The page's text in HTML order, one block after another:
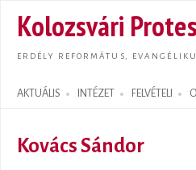
Kolozsvári
ERDÉLY REFORMÁTUS,
AKTUÁLIS INTÉZET FELVÉTELI
Search form
Kovács Sándor